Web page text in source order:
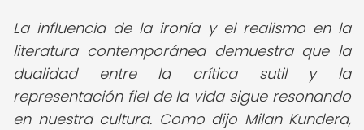
La influencia de la ironía y el realismo en la
literatura contemporánea demuestra que la
dualidad entre la crítica sutil y la
representación fiel de la vida sigue resonando
en nuestra cultura. Como dijo Milan Kundera,